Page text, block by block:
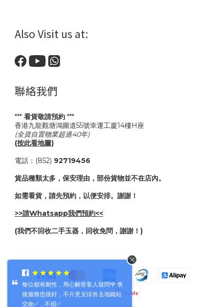
Also Visit us at:
聯絡我們
*** 看貨敬請預約 ***
香港九龍觀塘鴻圖道55號幸運工廈14樓H座
(全資自置物業超過40年)
(按此看地圖)
電話：(852) 92719456
貨品種類太多，保安理由，部份貨物並不在店內。
如需看貨，請先預約，以便安排。謝謝！
>>請Whatsapp我們預約<<
(我們不回收二手玉器，回收免問，謝謝！)
每位都有耐性，用心解答客人疑問🌹 售
後服務也很好，不介意安排拎去地鐵站
交收✅，不煩✅